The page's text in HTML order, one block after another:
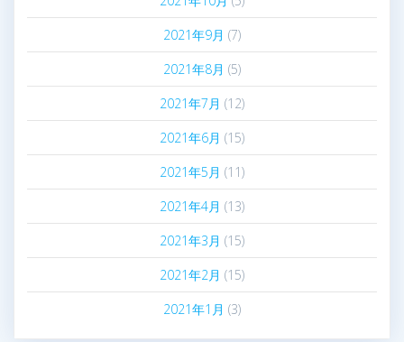
2021年9月 (7)
2021年8月 (5)
2021年7月 (12)
2021年6月 (15)
2021年5月 (11)
2021年4月 (13)
2021年3月 (15)
2021年2月 (15)
2021年1月 (3)